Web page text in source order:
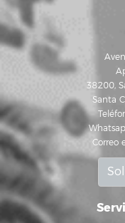
38200,
Santa
Correo